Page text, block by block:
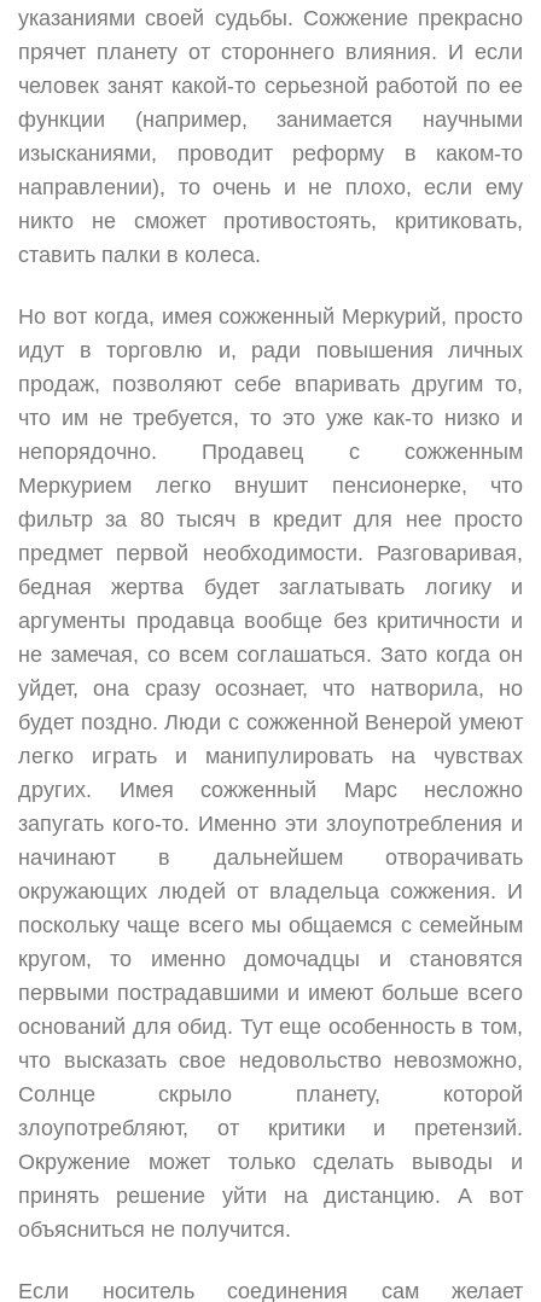
указаниями своей судьбы. Сожжение прекрасно
прячет планету от стороннего влияния. И если
человек занят какой-то серьезной работой по ее
функции (например, занимается научными
изысканиями, проводит реформу в каком-то
направлении), то очень и не плохо, если ему
никто не сможет противостоять, критиковать,
ставить палки в колеса.
Но вот когда, имея сожженный Меркурий, просто
идут в торговлю и, ради повышения личных
продаж, позволяют себе впаривать другим то,
что им не требуется, то это уже как-то низко и
непорядочно. Продавец с сожженным
Меркурием легко внушит пенсионерке, что
фильтр за 80 тысяч в кредит для нее просто
предмет первой необходимости. Разговаривая,
бедная жертва будет заглатывать логику и
аргументы продавца вообще без критичности и
не замечая, со всем соглашаться. Зато когда он
уйдет, она сразу осознает, что натворила, но
будет поздно. Люди с сожженной Венерой умеют
легко играть и манипулировать на чувствах
других. Имея сожженный Марс несложно
запугать кого-то. Именно эти злоупотребления и
начинают в дальнейшем отворачивать
окружающих людей от владельца сожжения. И
поскольку чаще всего мы общаемся с семейным
кругом, то именно домочадцы и становятся
первыми пострадавшими и имеют больше всего
оснований для обид. Тут еще особенность в том,
что высказать свое недовольство невозможно,
Солнце скрыло планету, которой
злоупотребляют, от критики и претензий.
Окружение может только сделать выводы и
принять решение уйти на дистанцию. А вот
объясниться не получится.
Если носитель соединения сам желает